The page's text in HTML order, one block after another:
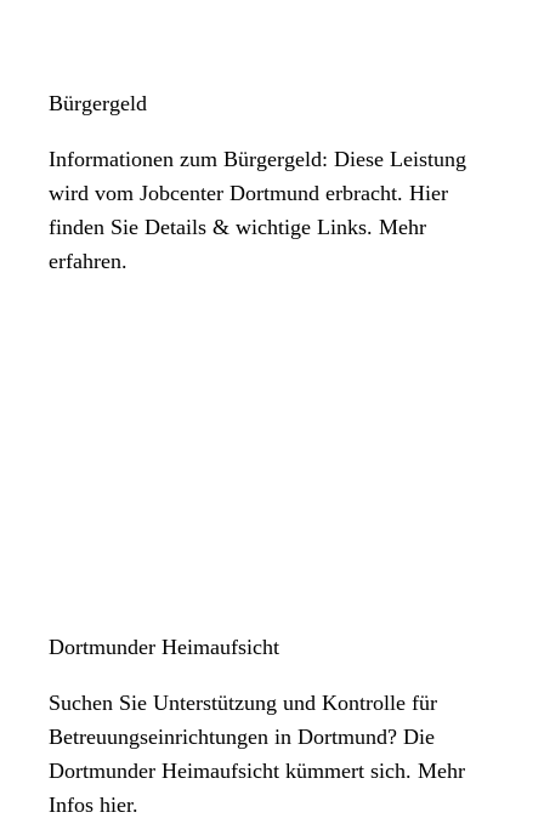
Bürgergeld
Informationen zum Bürgergeld: Diese Leistung
wird vom Jobcenter Dortmund erbracht. Hier
finden Sie Details & wichtige Links. Mehr
erfahren.
Dortmunder Heimaufsicht
Suchen Sie Unterstützung und Kontrolle für
Betreuungseinrichtungen in Dortmund? Die
Dortmunder Heimaufsicht kümmert sich. Mehr
Infos hier.